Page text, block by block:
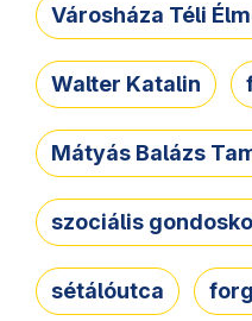
Városháza Téli
Walter Katalin
Mátyás Balázs
szociális
sétálóutca